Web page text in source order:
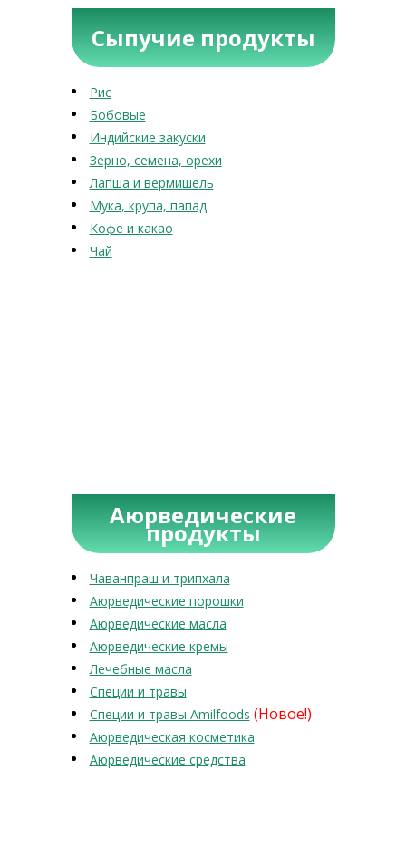
Сыпучие продукты
Рис
Бобовые
Индийские закуски
Зерно, семена, орехи
Лапша и вермишель
Мука, крупа, папад
Кофе и какао
Чай
Аюрведические
продукты
Чаванпраш и трипхала
Аюрведические порошки
Аюрведические масла
Аюрведические кремы
Лечебные масла
Специи и травы
Специи и травы Amilfoods (Новое!)
Аюрведическая косметика
Аюрведические средства